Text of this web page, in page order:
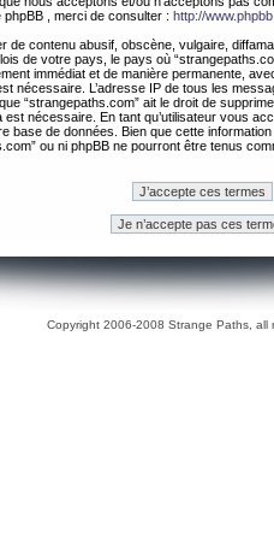
, merci de consulter : http://
de contenu abusif, obscène, vulgaire,
de votre pays, le pays où
immédiat et de manière permanente,
nécessaire. L’adresse IP de tous les
“strangepaths.com” ait le droit de
nécessaire. En tant qu’utilisateur vous
base de données. Bien que cette
ou ni phpBB ne pourront être tenus
Copyright 2006-2008 Strange Paths, all